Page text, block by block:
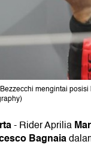
mengintai
-Rider Aprilia
Bagnaia